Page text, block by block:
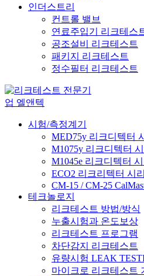
인더스트리
컨트롤 밸브
연료주입기 리크테스
공조설비 리크테스트
패키지 리크테스트
정수필터 리크테스트
시험/측정계기
MED75y 리크디텍터
M1075y 리크디텍터
M1045e 리크디텍터
ECO2 리크리텍터 시
CM-15 / CM-25
테크놀로지
리크테스트 방법/방식
누출시험과 온도보상
리크테스트 프로그램
차단감지 리크테스트
유량시험 LEAK
마이크로 리크테스트